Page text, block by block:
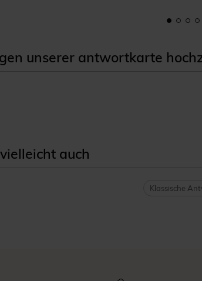
unserer antwortkarte
auch
Klassische